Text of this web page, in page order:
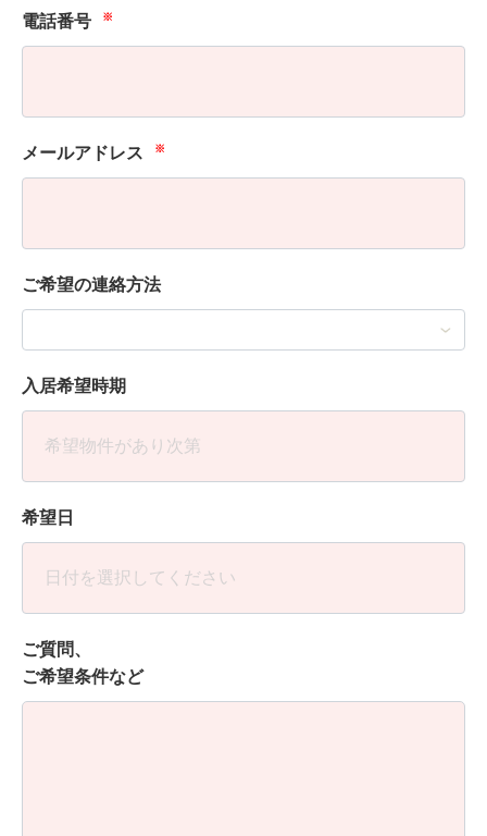
電話番号 ※
メールアドレス ※
ご希望の連絡方法
入居希望時期
希望日
ご質問、
ご希望条件など